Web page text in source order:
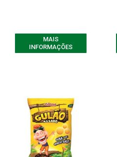
MAIS
INFORMAÇÕES